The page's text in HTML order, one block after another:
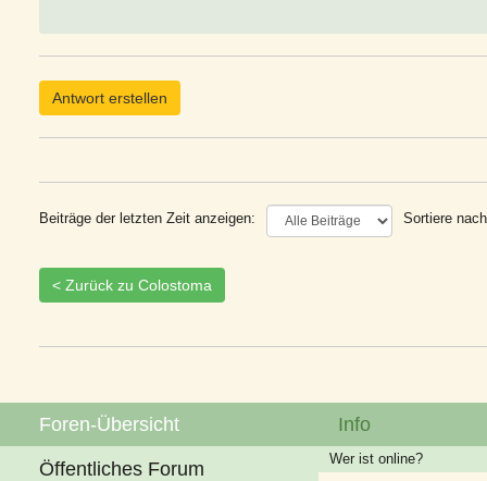
Antwort erstellen
Beiträge der letzten Zeit anzeigen: Sortiere
< Zurück zu Colostoma
Foren-Übersicht
Öffentliches Forum
Info
Wer ist online?